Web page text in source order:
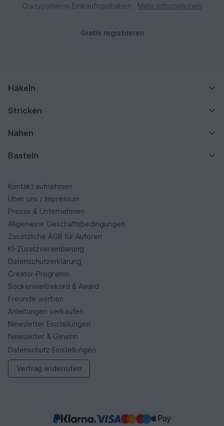
Crazypatterns‑Einkaufsguthaben.
Mehr Informationen
Gratis registrieren
Häkeln
Stricken
Nähen
Basteln
Kontakt aufnehmen
Über uns / Impressum
Presse & Unternehmen
Allgemeine Geschäftsbedingungen
Zusätzliche AGB für Autoren
KI-Zusatzvereinbarung
Datenschutzerklärung
Creator-Programm
Sockenweltrekord & Award
Freunde werben
Anleitungen verkaufen
Newsletter Einstellungen
Newsletter & Gewinn
Datenschutz Einstellungen
Vertrag widerrufen